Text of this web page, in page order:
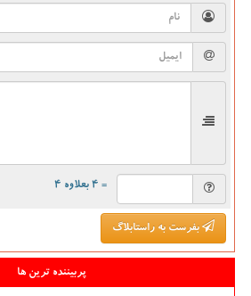
= ۴ بعلاوه ۴
بفرست به راستابلاگ
پربیننده ترین ها